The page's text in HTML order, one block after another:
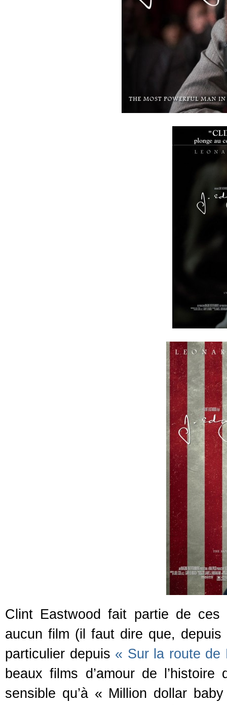
Clint Eastwood fait partie de ces
aucun film (il faut dire que,
particulier depuis « Sur la route de
beaux films d’amour de
sensible qu’à « Million dollar